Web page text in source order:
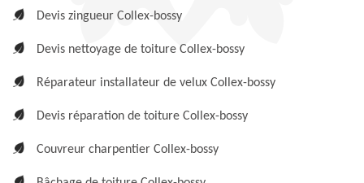
Devis zingueur Collex-bossy
Devis nettoyage de toiture Collex-bossy
Réparateur installateur de velux Collex-bossy
Devis réparation de toiture Collex-bossy
Couvreur charpentier Collex-bossy